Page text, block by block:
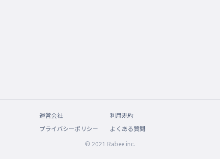
運営会社
利用規約
プライバシーポリシー
よくある質問
© 2021 Rabee inc.